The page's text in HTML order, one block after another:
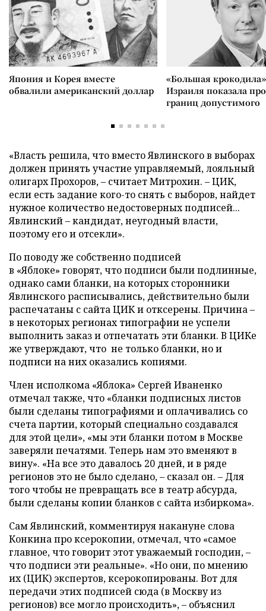
Япония и Корея вместе
обвалили американский доллар
«Большая
Израиля показала
границ допустимого
«Власть решила, что вместо Явлинского в выборах
должен принять участие управляемый, лояльный
олигарх Прохоров, – считает Митрохин. – ЦИК,
если есть задание кого-то снять с выборов, найдет
нужное количество недостоверных подписей...
Явлинский – кандидат, неугодный власти,
поэтому его и отсекли».
По поводу же собственно подписей
в «Яблоке» говорят, что подписи были подлинные,
однако сами бланки, на которых сторонники
Явлинского расписывались, действительно были
распечатаны с сайта ЦИК и отксерены. Причина –
в некоторых регионах типографии не успели
выполнить заказ и отпечатать эти бланки. В ЦИКе
же утверждают, что не только бланки, но и
подписи на них оказались копиями.
Член исполкома «Яблока» Сергей Иваненко
отмечал также, что «бланки подписных листов
были сделаны типографиями и оплачивались со
счета партии, который специально создавался
для этой цели», «мы эти бланки потом в Москве
заверяли печатями. Теперь нам это вменяют в
вину». «На все это давалось 20 дней, и в ряде
регионов это не было сделано, – сказал он. – Для
того чтобы не превращать все в театр абсурда,
были сделаны копии бланков с сайта избиркома».
Сам Явлинский, комментируя накануне слова
Конкина про ксерокопии, отмечал, что «самое
главное, что говорит этот уважаемый господин, –
что подписи эти реальные». «Но они, по мнению
их (ЦИК) экспертов, ксерокопированы. Вот для
передачи этих подписей сюда (в Москву из
регионов) все могло происходить», – объяснил